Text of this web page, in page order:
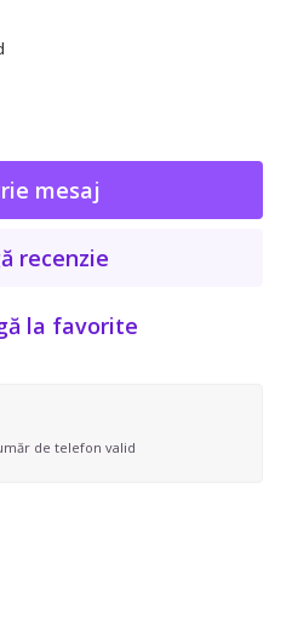
mesaj
recenzie
la favorite
de telefon valid